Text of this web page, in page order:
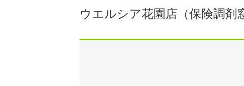
ウエルシア花園店（保険調剤